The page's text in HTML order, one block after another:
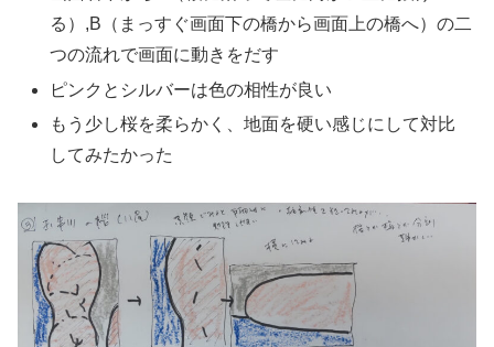
る）,B（まっすぐ画面下の橋から画面上の橋へ）の二
つの流れで画面に動きをだす
ピンクとシルバーは色の相性が良い
もう少し桜を柔らかく、地面を硬い感じにして対比
してみたかった